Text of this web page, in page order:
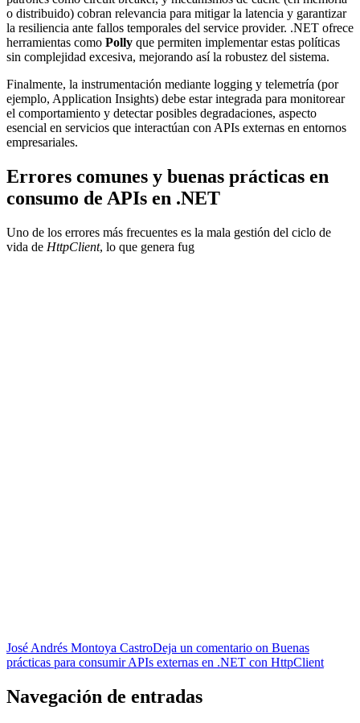
o distribuido) cobran relevancia para mitigar la latencia y garantizar
la resiliencia ante fallos temporales del service provider. .NET ofrece
herramientas como Polly que permiten implementar estas políticas
sin complejidad excesiva, mejorando así la robustez del sistema.
Finalmente, la instrumentación mediante logging y telemetría (por
ejemplo, Application Insights) debe estar integrada para monitorear
el comportamiento y detectar posibles degradaciones, aspecto
esencial en servicios que interactúan con APIs externas en entornos
empresariales.
Errores comunes y buenas prácticas en
consumo de APIs en .NET
Uno de los errores más frecuentes es la mala gestión del ciclo de
vida de HttpClient, lo que genera fug
José Andrés Montoya CastroDeja un comentario on Buenas
prácticas para consumir APIs externas en .NET con HttpClient
Navegación de entradas